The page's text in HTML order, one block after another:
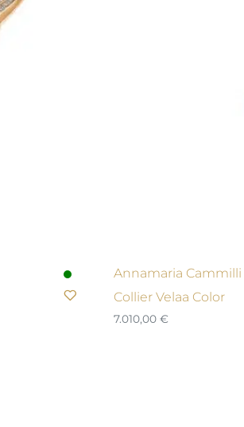
Annamaria Cammilli
Collier Velaa Color
7.010,00€